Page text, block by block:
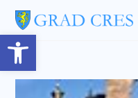
Open toolbar